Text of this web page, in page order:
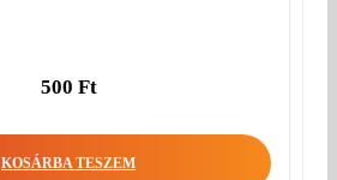
500 Ft
KOSÁRBA TESZEM